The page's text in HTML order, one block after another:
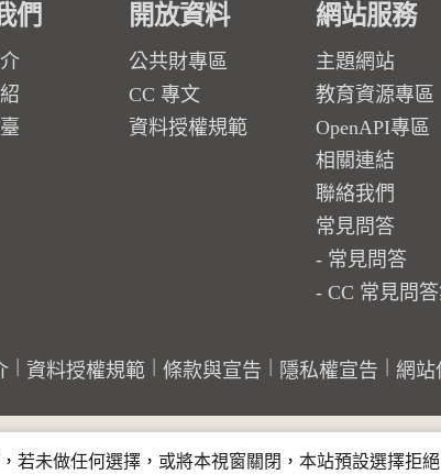
們 開放資料
公共財專區
CC 專文
資料授權規範
網站服務
主題網站
教育資源專區
OpenAPI專區
相關連結
聯絡我們
常見問答
常見問答
CC 常見問
資料授權規範 條款與宣告 隱私權宣告 網站
若未做任何選擇，或將本視窗關閉，本站預設選擇拒